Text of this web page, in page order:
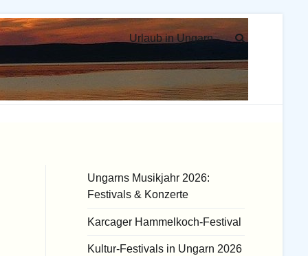
Urlaub in Ungarn
Ungarns Musikjahr 2026:
Festivals & Konzerte
Karcager Hammelkoch-Festival
Kultur-Festivals in Ungarn 2026